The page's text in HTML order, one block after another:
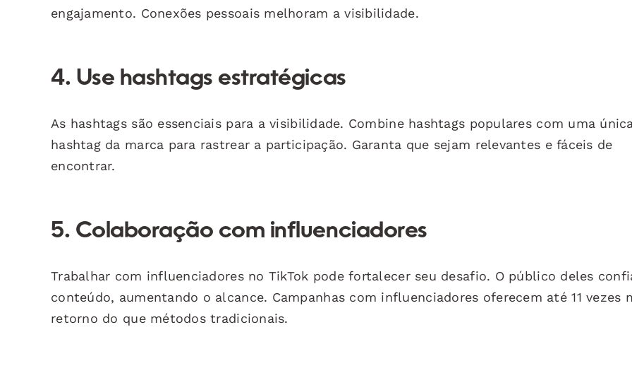
engajamento. Conexões pessoais melhoram a visibilidade.
4. Use hashtags estratégicas
As hashtags são essenciais para a visibilidade. Combine hashtags populares com uma
hashtag da marca para rastrear a participação. Garanta que sejam relevantes e fáceis de
encontrar.
5. Colaboração com influenciadores
Trabalhar com influenciadores no TikTok pode fortalecer seu desafio. O público deles
conteúdo, aumentando o alcance. Campanhas com influenciadores oferecem até 11 vezes
retorno do que métodos tradicionais.